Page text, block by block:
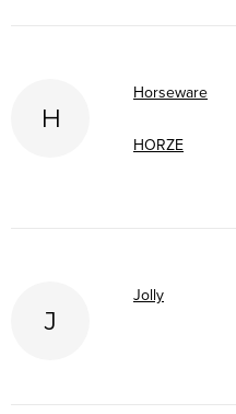
H
Horseware
HORZE
J
Jolly